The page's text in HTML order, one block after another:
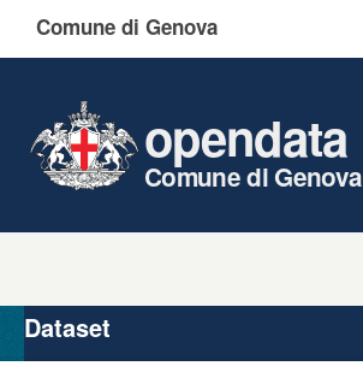
Comune di Genova
opendata
Comune di Genova
Organizzazioni
Gruppi
Dataset